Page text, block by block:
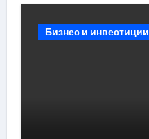
Бизнес и инвестиции